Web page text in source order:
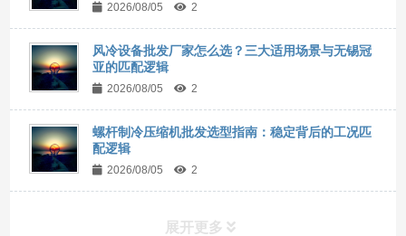
2026/08/05 2
风冷设备批发厂家怎么选？三大适用场景与无锡冠
亚的匹配逻辑
2026/08/05 2
螺杆制冷压缩机批发选型指南：稳定背后的工况匹
配逻辑
2026/08/05 2
展开更多